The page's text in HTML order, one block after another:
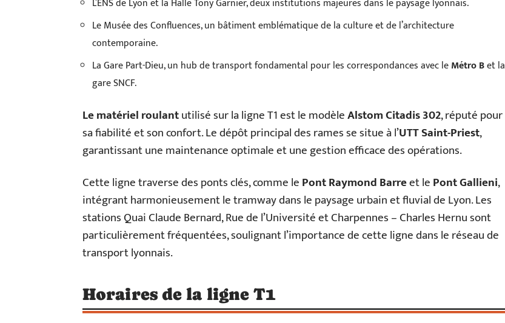
L’ENS de Lyon et la Halle Tony Garnier, deux institutions majeures dans le paysage lyonnais.
Le Musée des Confluences, un bâtiment emblématique de la culture et de l’architecture
contemporaine.
La Gare Part-Dieu, un hub de transport fondamental pour les correspondances avec leMétro Bet la
gare SNCF.
Le matériel roulantutilisé sur la ligne T1 est le modèleAlstom Citadis 302, réputé pour
sa fiabilité et son confort. Le dépôt principal des rames se situe à l’UTT Saint-Priest,
garantissant une maintenance optimale et une gestion efficace des opérations.
Cette ligne traverse des ponts clés, comme lePont Raymond Barreet lePont Gallieni,
intégrant harmonieusement le tramway dans le paysage urbain et fluvial de Lyon. Les
stations Quai Claude Bernard, Rue de l’Université et Charpennes – Charles Hernu sont
particulièrement fréquentées, soulignant l’importance de cette ligne dans le réseau de
transport lyonnais.
Horaires de la ligne T1